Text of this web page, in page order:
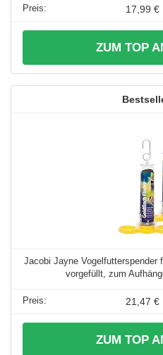
17,99 €
ZUM TOP
Jacobi Jayne Vogelfutterspender
vorgefüllt, zum
21,47 €
ZUM TOP